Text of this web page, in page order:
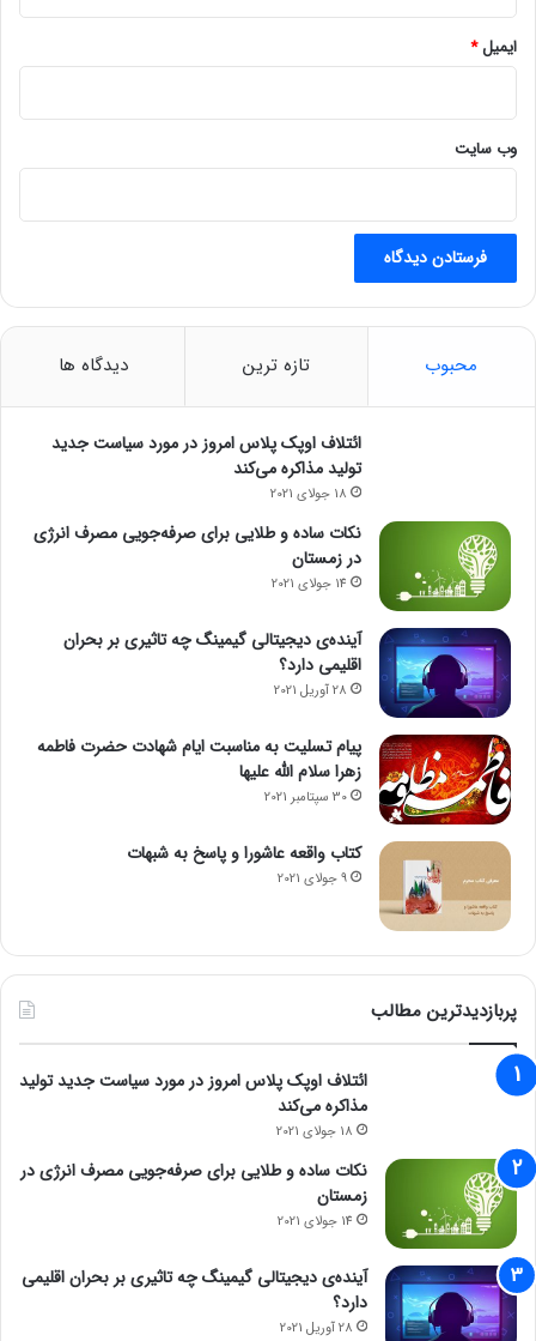
ایمیل*
وب‌ سایت
محبوب تازه ترین دیدگاه ها
ائتلاف اوپک پلاس امروز در مورد سیاست جدید
تولید مذاکره می‌کند
18 جولای 2021
نکات ساده و طلایی برای صرفه‌جویی مصرف انرژی
در زمستان
14 جولای 2021
آینده‌ی دیجیتالی گیمینگ چه تاثیری بر بحران
اقلیمی دارد؟
28 آوریل 2021
پیام تسلیت به مناسبت ایام شهادت حضرت فاطمه
زهرا سلام الله علیها
30 سپتامبر 2021
کتاب واقعه عاشورا و پاسخ به شبهات
9 جولای 2021
پربازدیدترین مطالب
ائتلاف اوپک پلاس امروز در مورد سیاست جدید تولید
مذاکره می‌کند
18 جولای 2021
نکات ساده و طلایی برای صرفه‌جویی مصرف انرژی در
زمستان
14 جولای 2021
آینده‌ی دیجیتالی گیمینگ چه تاثیری بر بحران اقلیمی
دارد؟
28 آوریل 2021